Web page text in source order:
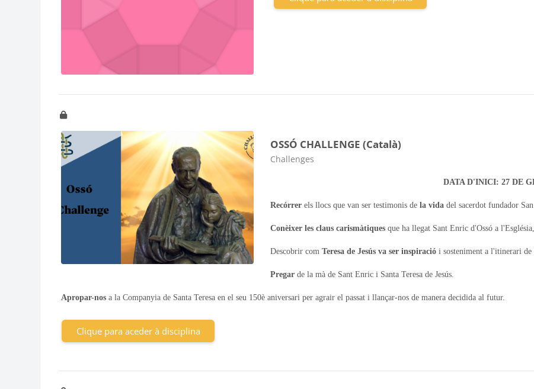
OSSÓ CHALLENGE (Català)
Categoria da disciplina
Challenges
DATA D'INICI: 27 DE
Recórrer els llocs que van ser testimonis dela vida del sacerdot fundador
Conèixer les claus carismàtiques que ha llegat Sant Enric d'Ossó a
Descobrir comTeresa de Jesús va ser inspiració i sosteniment a l'itinerari de
Pregar de la mà de Sant Enric i Santa Teresa de Jesús.
Apropar-nos a la Companyia de Santa Teresa en el seu 150è aniversari per agrair el passat i llançar-nos de manera decidida al futur.
Clique para aceder à disciplina